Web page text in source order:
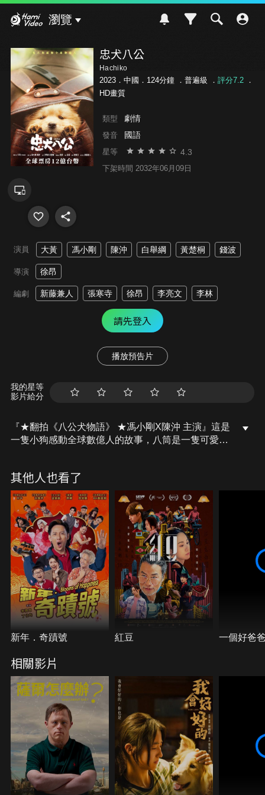
瀏覽
忠犬八公
Hachiko
2023．中國．124分鐘 ． 普遍級 ． 評分7.2．
HD畫質
類型 劇情
發音 國語
星等 4.3
下架時間 2032年06月09日
演員 大黃 馮小剛 陳沖 白舉綱 黃楚桐 錢波
導演 徐昂
編劇 新藤兼人 張寒寺 徐昂 李亮文 李林
請先登入
播放預告片
我的星等
影片給分
『★翻拍《八公犬物語》 ★馮小剛X陳沖 主演』這是
一隻小狗感動全球數億人的故事，八筒是一隻可愛的
好的家已經不在，但八筒仍在原地等待，它的命運同
它的家人緊緊地牽絆在一起。
其他人也看了
新年．奇蹟號 紅豆 一個好爸
相關影片